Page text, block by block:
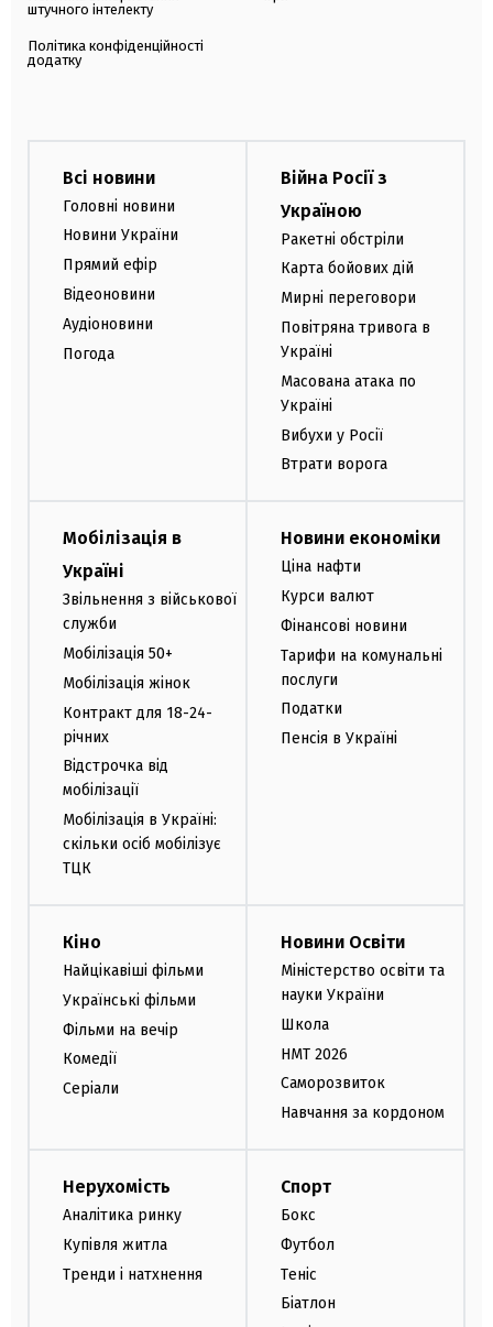
штучного інтелекту
Політика конфіденційності
додатку
Всі новини
Головні новини
Новини України
Прямий ефір
Відеоновини
Аудіоновини
Погода
Війна Росії з
Україною
Ракетні обстріли
Карта бойових дій
Мирні переговори
Повітряна тривога в
Україні
Масована атака по
Україні
Вибухи у Росії
Втрати ворога
Мобілізація в
Україні
Звільнення з військової
служби
Мобілізація 50+
Мобілізація жінок
Контракт для 18-24-
річних
Відстрочка від
мобілізації
Мобілізація в Україні:
скільки осіб мобілізує
ТЦК
Новини економіки
Ціна нафти
Курси валют
Фінансові новини
Тарифи на комунальні
послуги
Податки
Пенсія в Україні
Кіно
Найцікавіші фільми
Українські фільми
Фільми на вечір
Комедії
Серіали
Новини Освіти
Міністерство освіти та
науки України
Школа
НМТ 2026
Саморозвиток
Навчання за кордоном
Нерухомість
Аналітика ринку
Купівля житла
Тренди і натхнення
Спорт
Бокс
Футбол
Теніс
Біатлон